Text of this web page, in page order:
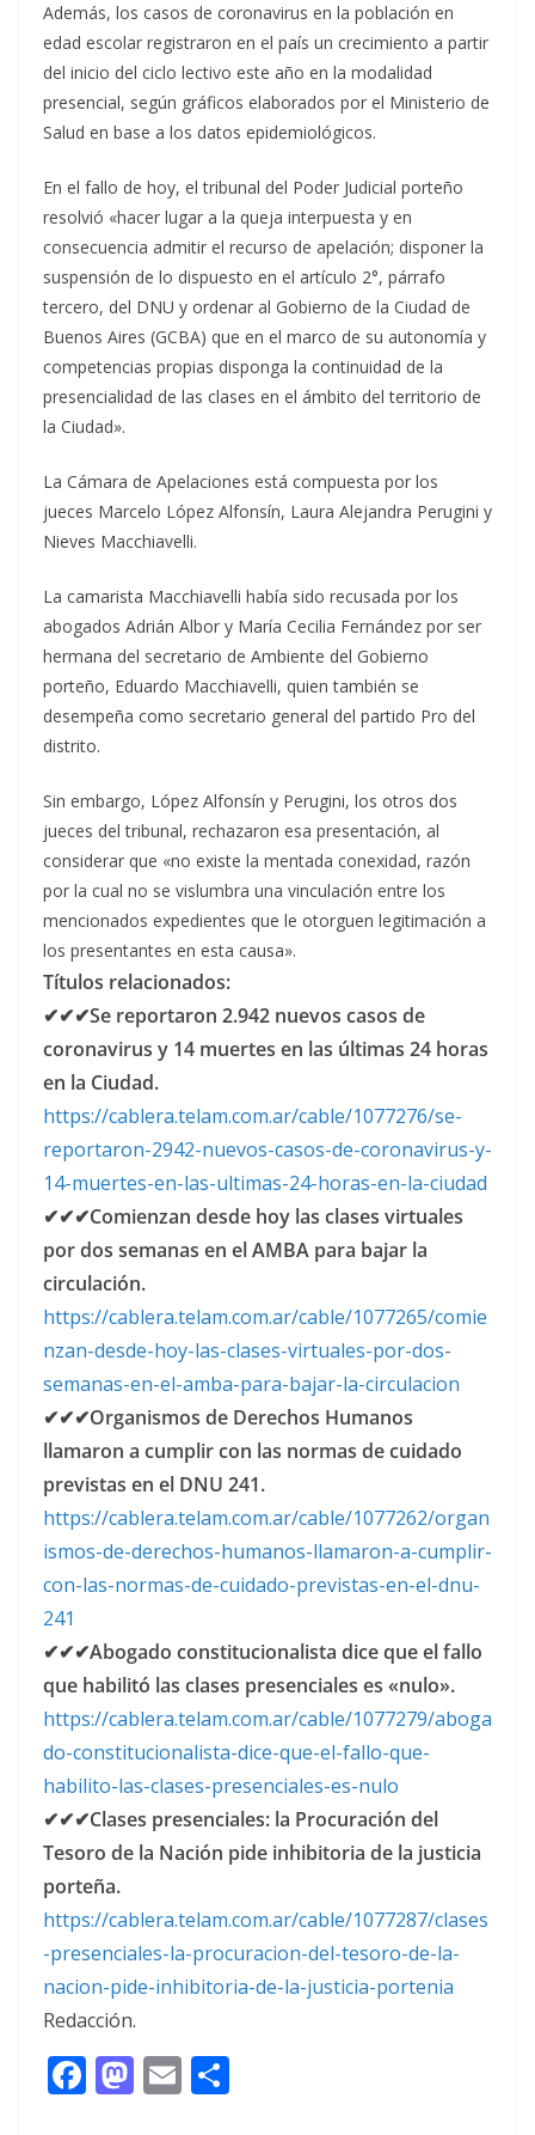
Además, los casos de coronavirus en la población en
edad escolar registraron en el país un crecimiento a partir
del inicio del ciclo lectivo este año en la modalidad
presencial, según gráficos elaborados por el Ministerio de
Salud en base a los datos epidemiológicos.
En el fallo de hoy, el tribunal del Poder Judicial porteño
resolvió «hacer lugar a la queja interpuesta y en
consecuencia admitir el recurso de apelación; disponer la
suspensión de lo dispuesto en el artículo 2°, párrafo
tercero, del DNU y ordenar al Gobierno de la Ciudad de
Buenos Aires (GCBA) que en el marco de su autonomía y
competencias propias disponga la continuidad de la
presencialidad de las clases en el ámbito del territorio de
la Ciudad».
La Cámara de Apelaciones está compuesta por los
jueces Marcelo López Alfonsín, Laura Alejandra Perugini y
Nieves Macchiavelli.
La camarista Macchiavelli había sido recusada por los
abogados Adrián Albor y María Cecilia Fernández por ser
hermana del secretario de Ambiente del Gobierno
porteño, Eduardo Macchiavelli, quien también se
desempeña como secretario general del partido Pro del
distrito.
Sin embargo, López Alfonsín y Perugini, los otros dos
jueces del tribunal, rechazaron esa presentación, al
considerar que «no existe la mentada conexidad, razón
por la cual no se vislumbra una vinculación entre los
mencionados expedientes que le otorguen legitimación a
los presentantes en esta causa».
Títulos relacionados:
✔✔✔Se reportaron 2.942 nuevos casos de
coronavirus y 14 muertes en las últimas 24 horas
en la Ciudad.
https://cablera.telam.com.ar/cable/1077276/se-
reportaron-2942-nuevos-casos-de-coronavirus-y-
14-muertes-en-las-ultimas-24-horas-en-la-ciudad
✔✔✔Comienzan desde hoy las clases virtuales
por dos semanas en el AMBA para bajar la
circulación.
https://cablera.telam.com.ar/cable/1077265/comie
nzan-desde-hoy-las-clases-virtuales-por-dos-
semanas-en-el-amba-para-bajar-la-circulacion
✔✔✔Organismos de Derechos Humanos
llamaron a cumplir con las normas de cuidado
previstas en el DNU 241.
https://cablera.telam.com.ar/cable/1077262/organ
ismos-de-derechos-humanos-llamaron-a-cumplir-
con-las-normas-de-cuidado-previstas-en-el-dnu-
241
✔✔✔Abogado constitucionalista dice que el fallo
que habilitó las clases presenciales es «nulo».
https://cablera.telam.com.ar/cable/1077279/aboga
do-constitucionalista-dice-que-el-fallo-que-
habilito-las-clases-presenciales-es-nulo
✔✔✔Clases presenciales: la Procuración del
Tesoro de la Nación pide inhibitoria de la justicia
porteña.
https://cablera.telam.com.ar/cable/1077287/clases
-presenciales-la-procuracion-del-tesoro-de-la-
nacion-pide-inhibitoria-de-la-justicia-portenia
Redacción.
F M E